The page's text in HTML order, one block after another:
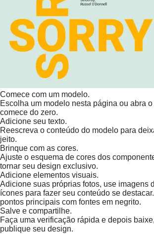
Comece com um modelo.
Escolha um modelo nesta página ou abra
comece do zero.
Adicione seu texto.
Reescreva o conteúdo do modelo para
jeito.
Brinque com as cores.
Ajuste o esquema de cores dos
tornar seu design exclusivo.
Adicione elementos visuais.
Adicione suas próprias fotos, use imagens
ícones para fazer seu conteúdo se
pontos principais com fontes em negrito.
Salve e compartilhe.
Faça uma verificação rápida e depois
publique seu design.